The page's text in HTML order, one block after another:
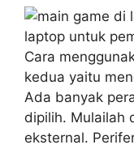
Cara
kedua yaitu
Ada banyak
dipilih. Mulailah
eksternal.